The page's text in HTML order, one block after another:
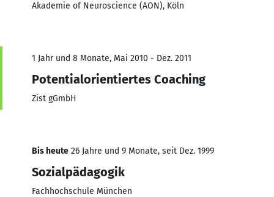
Akademie of Neuroscience (AON), Köln
1 Jahr und 8 Monate, Mai 2010 - Dez. 2011
Potentialorientiertes Coaching
Zist gGmbH
Bis heute 26 Jahre und 9 Monate, seit Dez. 1999
Sozialpädagogik
Fachhochschule München